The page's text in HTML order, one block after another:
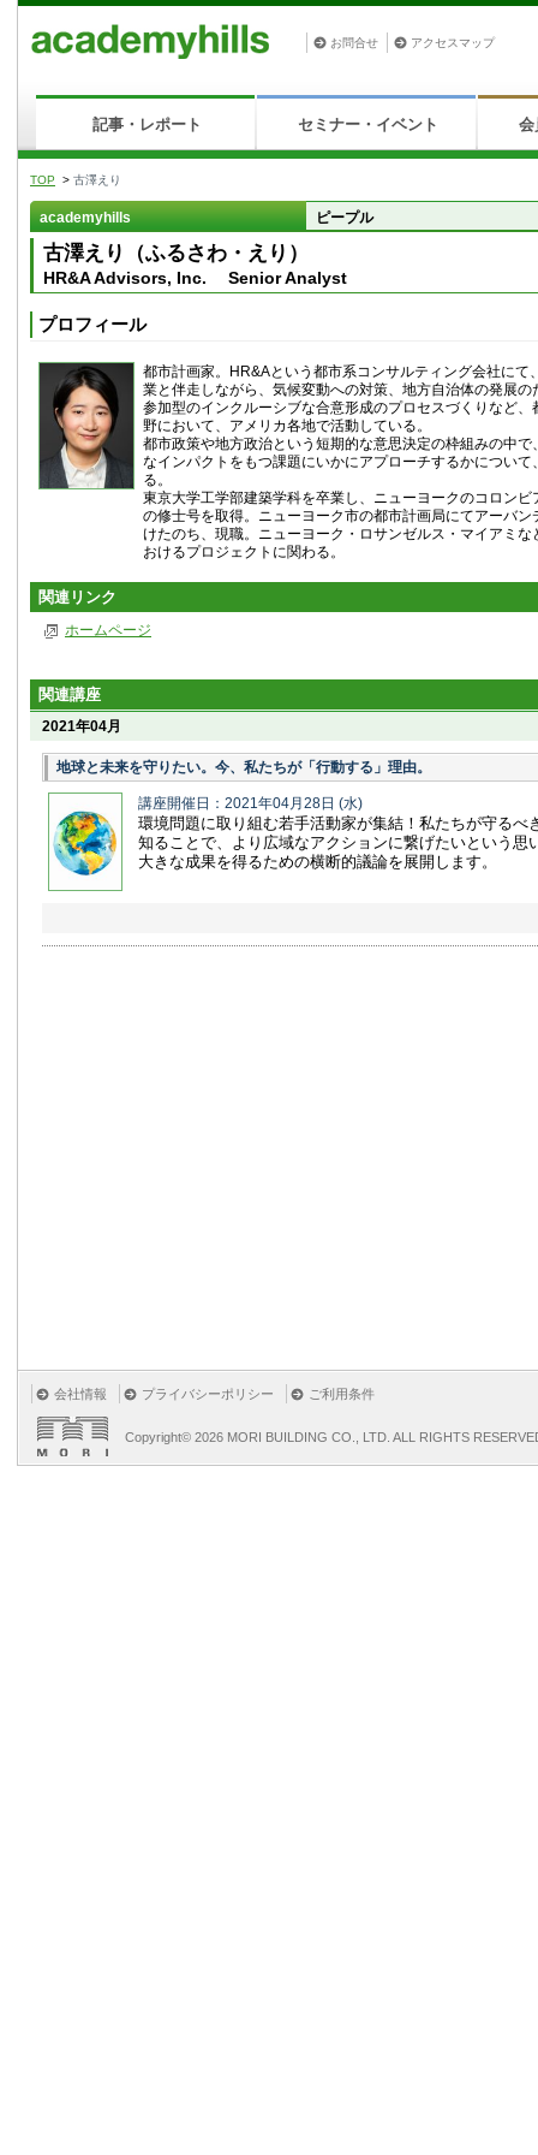
お問合せ アクセスマップ
記事・レポート セミナー・イベント 会
TOP > 古澤えり
academyhills ピープル
古澤えり（ふるさわ・えり）
HR&A Advisors, Inc. Senior Analyst
プロフィール
都市計画家。HR&Aという都市系コンサルティング会社にて
業と伴走しながら、気候変動への対策、地方自治体の発展の
参加型のインクルーシブな合意形成のプロセスづくりなど、
野において、アメリカ各地で活動している。
都市政策や地方政治という短期的な意思決定の枠組みの中で
なインパクトをもつ課題にいかにアプローチするかについて
る。
東京大学工学部建築学科を卒業し、ニューヨークのコロンビ
の修士号を取得。ニューヨーク市の都市計画局にてアーバン
けたのち、現職。ニューヨーク・ロサンゼルス・マイアミ
おけるプロジェクトに関わる。
関連リンク
ホームページ
関連講座
2021年04月
地球と未来を守りたい。今、私たちが「行動する」理由。
講座開催日：2021年04月28日 (水)
環境問題に取り組む若手活動家が集結！私たちが守るべ
知ることで、より広域なアクションに繋げたいという思
大きな成果を得るための横断的議論を展開します。
会社情報 プライバシーポリシー ご利用条件
Copyright© 2026 MORI BUILDING CO., LTD. ALL RIGHTS